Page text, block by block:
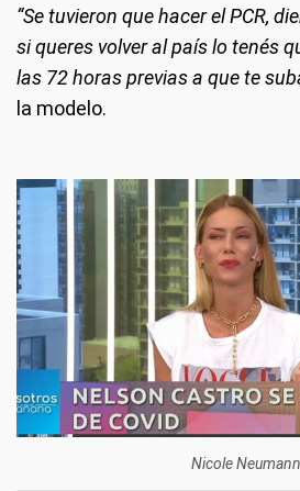
“Se tuvieron que hacer el PCR,
si queres volver al país lo tenés
las 72 horas previas a que te
la modelo.
Nicole Neumann